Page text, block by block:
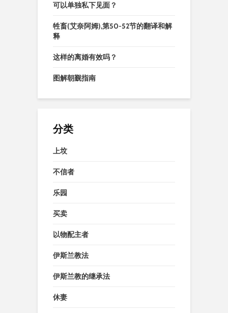
可以单独私下见面？
牲畜(艾奈阿姆),第50-52节的翻译和解
释
这样的离婚有效吗？
图解朝觐指南
分类
上坟
不信者
乐园
买卖
以物配主者
伊斯兰教法
伊斯兰教的继承法
休妻